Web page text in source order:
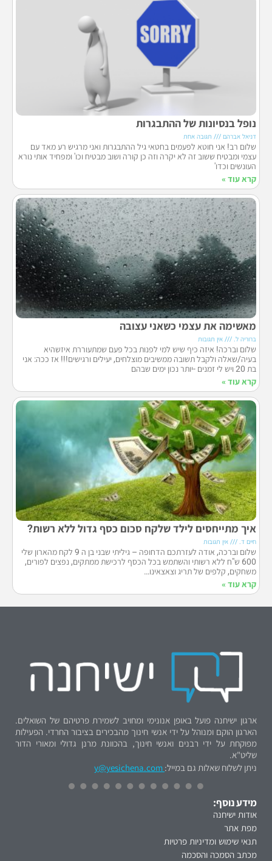
נופל בנסיונות של ההתבגרות
דניאל אברהם תגובה אחת
שלום רב! אני חוטא לפעמים בחטאי גיל ההתבגרות ואני מרגיש רע מאד עם
עצמי ומבטיח ששוב זה לא יקרה וזה כן קורה ושוב מבטיח וכו' ומפחיד אותי נורא
העונשים וכדו'
קרא עוד »
מאשימה את עצמי כשאני עצובה
ברוריה ל. אין תגובות
שלום וברכה! איזה כיף שיש למי לפנות בכל פעם שמתעוררת איזשהיא
בעיה/שאלה ולקבל תשובה ממשיבים מוצלחים, יעילים ורגישים!!! אז ככה: אני
בת 20 ויש לי זמנים -יותר נכון ימים שבהם
קרא עוד »
איך מתייחסים לילד שלקח סכום כסף גדול ללא רשות?
חיים ד. אין תגובות
שלום וברכה, אודה לעזרתכם הדחופה – גיליתי שבני בן ה 9 לקח מהארון שלי
600 ש"ח ללא רשותי והשתמש בכל הכסף לרכישת ממתקים, נפצים לפורים,
משחקים, קלפים של תריג וצאצאינו…
קרא עוד »
ארגון ישיחנה פועל באופן אנונימי ומחויב לשמירת פרטיהם של השואלים.
הארגון הוקם ומנוהל על ידי אנשי חינוך מהבכירים בציבור החרדי. הפעילות
מפוקחת על ידי רבנים ואנשי חינוך, בהכוונת מרנן גדולי ומאורי הדור
שליט"א.
ניתן לשלוח שאלות גם במייל: y@yesichena.com
מידע נוסף:
אודות ישיחנה
מפת אתר
תנאי שימוש ומדיניות פרטיות
מכתב הסמכה והסכמה